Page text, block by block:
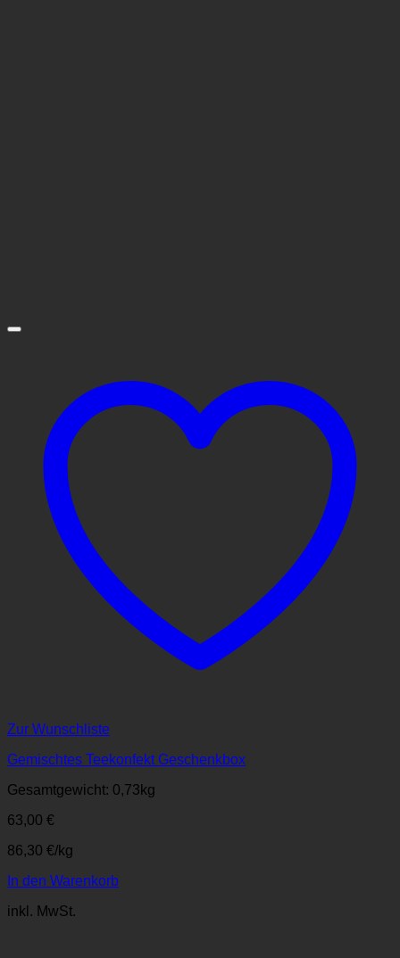
Zur Wunschliste
Gemischtes Teekonfekt Geschenkbox
Gesamtgewicht: 0,73 kg
63,00 €
86,30 €/kg
In den Warenkorb
inkl. MwSt.